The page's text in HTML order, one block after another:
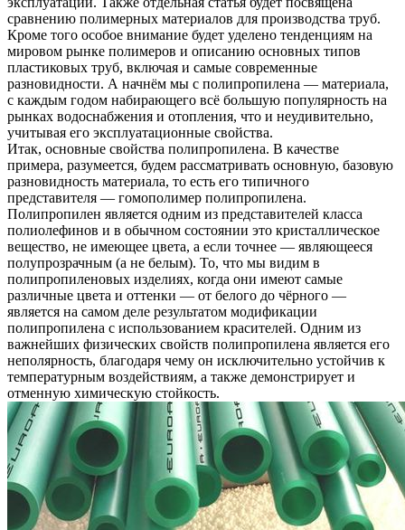
сравнению полимерных материалов для производства труб.
Кроме того особое внимание будет уделено тенденциям на
мировом рынке полимеров и описанию основных типов
пластиковых труб, включая и самые современные
разновидности. А начнём мы с полипропилена — материала,
с каждым годом набирающего всё большую популярность на
рынках водоснабжения и отопления, что и неудивительно,
учитывая его эксплуатационные свойства.
Итак, основные свойства полипропилена. В качестве
примера, разумеется, будем рассматривать основную, базовую
разновидность материала, то есть его типичного
представителя — гомополимер полипропилена.
Полипропилен является одним из представителей класса
полиолефинов и в обычном состоянии это кристаллическое
вещество, не имеющее цвета, а если точнее — являющееся
полупрозрачным (а не белым). То, что мы видим в
полипропиленовых изделиях, когда они имеют самые
различные цвета и оттенки — от белого до чёрного —
является на самом деле результатом модификации
полипропилена с использованием красителей. Одним из
важнейших физических свойств полипропилена является его
неполярность, благодаря чему он исключительно устойчив к
температурным воздействиям, а также демонстрирует и
отменную химическую стойкость.